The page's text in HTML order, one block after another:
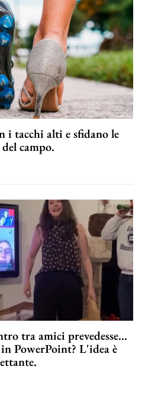
i tacchi alti e sfidano le
campo.
tra amici prevedesse...
PowerPoint? L'idea è